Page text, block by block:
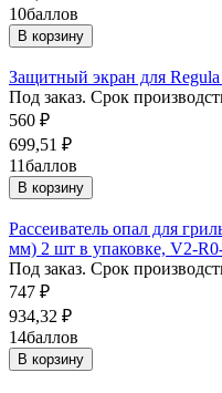
10баллов
В корзину
Защитный экран для
Под заказ. Срок
560 ₽
699,51 ₽
11баллов
В корзину
Рассеиватель опал для
мм) 2 шт в упаковке, V2-
Под заказ. Срок
747 ₽
934,32 ₽
14баллов
В корзину